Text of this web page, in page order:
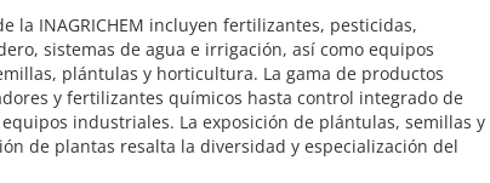
la INAGRICHEM incluyen fertilizantes, pesticidas,
sistemas de agua e irrigación, así como equipos
plántulas y horticultura. La gama de productos
y fertilizantes químicos hasta control integrado de
industriales. La exposición de plántulas, semillas y
de plantas resalta la diversidad y especialización del